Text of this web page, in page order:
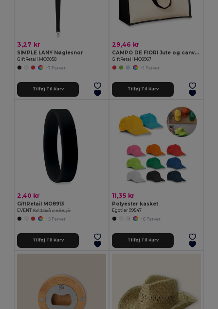
3,27 kr
SIMPLE LANY Nøglesnor
GiftRetail MO9058
+7 Farver
Tilføj Til Kurv
29,46 kr
CAMPO DE FIORI Jute og canvas shopping taske
GiftRetail MO8967
+1 Farver
Tilføj Til Kurv
2,40 kr
GiftRetail MO8913
EVENT சிலிகோன் கைக்கழல்
+5 Farver
Tilføj Til Kurv
11,35 kr
Polyester kasket
Egotier 99547
+6 Farver
Tilføj Til Kurv